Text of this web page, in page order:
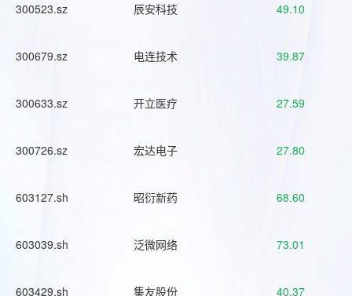
300523.sz 辰安科技 49.10
300679.sz 电连技术 39.87
300633.sz 开立医疗 27.59
300726.sz 宏达电子 27.80
603127.sh 昭衍新药 68.60
603039.sh 泛微网络 73.01
603429.sh 集友股份 40.37